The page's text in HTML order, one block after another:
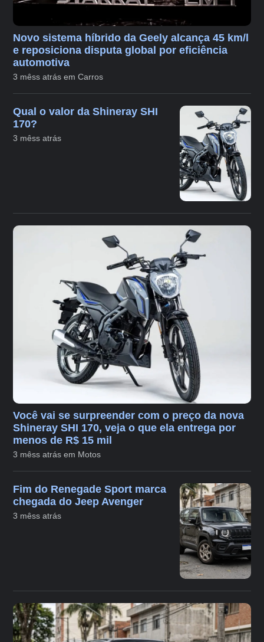
Novo sistema híbrido da Geely alcança 45 km/l
e reposiciona disputa global por eficiência
automotiva
3 mêss atrás em Carros
Qual o valor da Shineray SHI
170?
3 mêss atrás
Você vai se surpreender com o preço da nova
Shineray SHI 170, veja o que ela entrega por
menos de R$ 15 mil
3 mêss atrás em Motos
Fim do Renegade Sport marca
chegada do Jeep Avenger
3 mêss atrás